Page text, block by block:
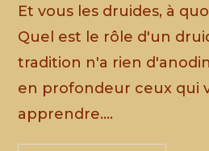
Et vous les druides, à
Quel est le rôle d'un
tradition n'a rien
en profondeur ceux qui
apprendre.…